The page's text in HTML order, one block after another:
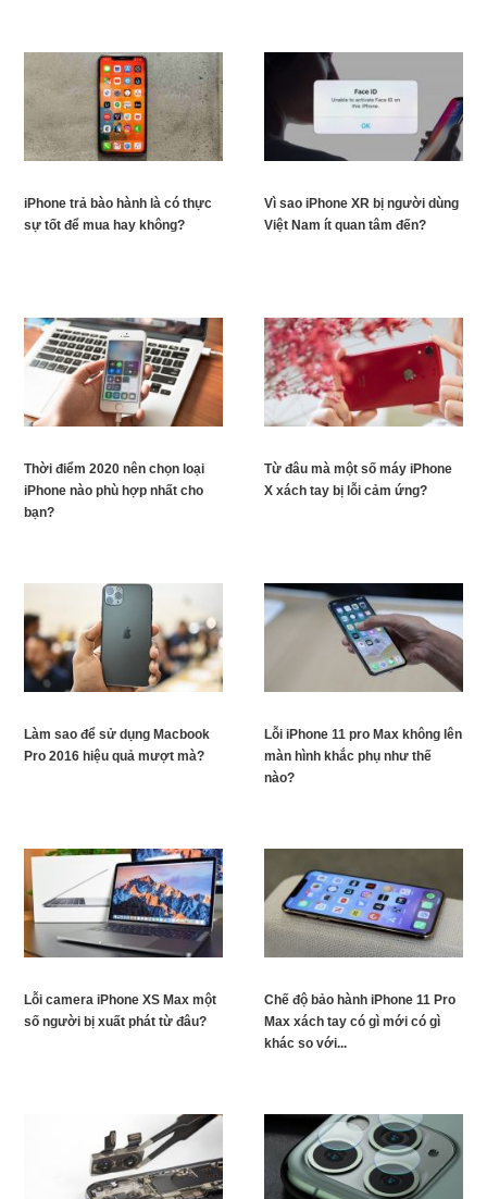
iPhone trả bào hành là có thực
sự tốt để mua hay không?
Vì sao iPhone XR bị người dùng
Việt Nam ít quan tâm đến?
Thời điểm 2020 nên chọn loại
iPhone nào phù hợp nhất cho
bạn?
Từ đâu mà một số máy iPhone
X xách tay bị lỗi cảm ứng?
Làm sao để sử dụng Macbook
Pro 2016 hiệu quả mượt mà?
Lỗi iPhone 11 pro Max không lên
màn hình khắc phụ như thế
nào?
Lỗi camera iPhone XS Max một
số người bị xuất phát từ đâu?
Chế độ bảo hành iPhone 11 Pro
Max xách tay có gì mới có gì
khác so với...